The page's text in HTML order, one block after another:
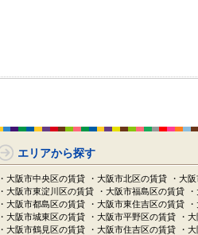
エリアから探す
・大阪市中央区の賃貸 ・大阪市北区の賃貸 ・大
・大阪市東淀川区の賃貸
・大阪市福島区の賃貸
・大阪市都島区の賃貸
・大阪市東住吉区の賃貸
・大阪市城東区の賃貸
・大阪市平野区の賃貸
・
・大阪市鶴見区の賃貸
・大阪市住吉区の賃貸
・